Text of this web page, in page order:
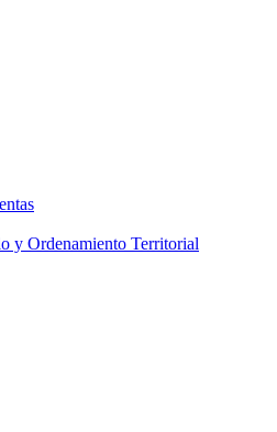
y Ordenamiento Territorial